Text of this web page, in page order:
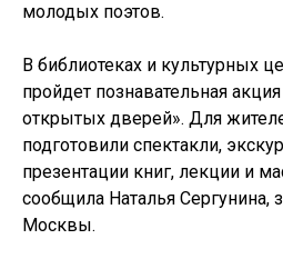
молодых поэтов.
В библиотеках и культурных
пройдет познавательная
открытых дверей». Для
подготовили спектакли,
презентации книг, лекции и
сообщила Наталья Сергунина,
Москвы.